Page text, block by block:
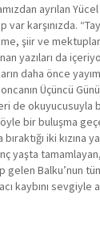
ayrılan
karşınızda.
şiir ve
yazıları da
daha önce
Üçüncü
de okuyucusuyla
bir buluşma
iki kızına
yaşta
gelen Balku’nun
kaybını sevgiyle